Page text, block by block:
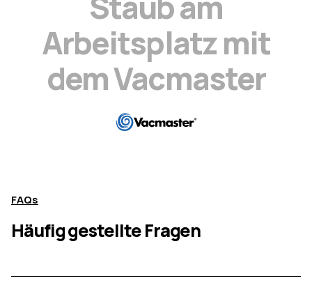
Arbeitsplatzmit
demVacmaster
FAQs
Häufig gestellte Fragen